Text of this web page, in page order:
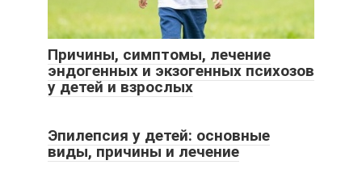
Причины, симптомы, лечение
эндогенных и экзогенных психозов
у детей и взрослых
Эпилепсия у детей: основные
виды, причины и лечение